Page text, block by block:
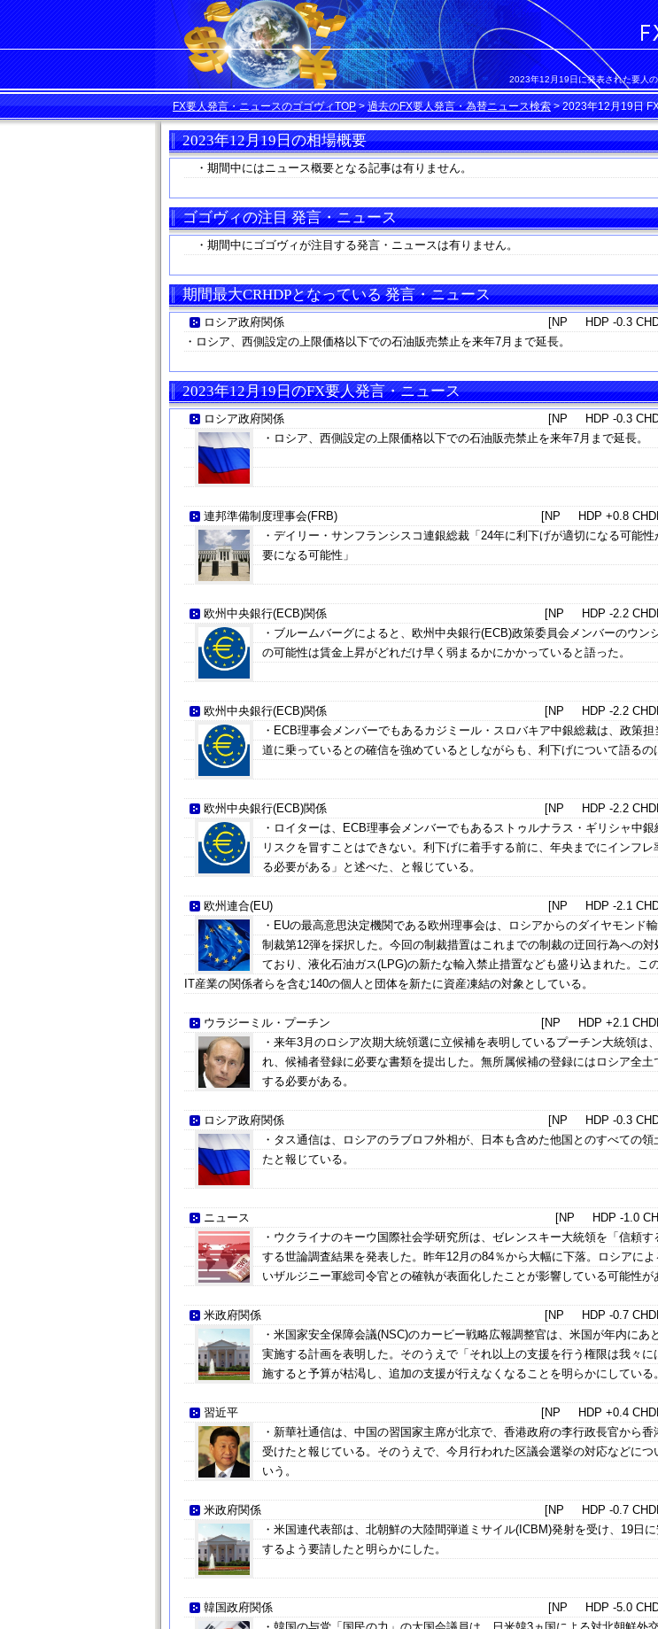
2023年12月19日に発表された要人
FX要人発言・ニュースのゴゴヴィTOP>過去のFX要人発言・為替ニュース検索>2023年12月19日
2023年12月19日の相場概要
・期間中にはニュース概要となる記事は有りません。
ゴゴヴィの注目 発言・ニュース
・期間中にゴゴヴィが注目する発言・ニュースは有りません。
期間最大CRHDPとなっている 発言・ニュース
ロシア政府関係
[NP HDP -0.3
・ロシア、西側設定の上限価格以下での石油販売禁止を来年7月まで延長。
2023年12月19日のFX要人発言・ニュース
ロシア政府関係
[NP HDP -0.3
・ロシア、西側設定の上限価格以下での石油販売禁止を来年7月まで延長。
連邦準備制度理事会(FRB)
[NP HDP +0.8
・デイリー・サンフランシスコ連銀総裁「24年に利下げが適切になる可能
要になる可能性」
欧州中央銀行(ECB)関係
[NP HDP -2.2
・ブルームバーグによると、欧州中央銀行(ECB)政策委員会メンバーのウン
の可能性は賃金上昇がどれだけ早く弱まるかにかかっていると語った。
欧州中央銀行(ECB)関係
[NP HDP -2.2
・ECB理事会メンバーでもあるカジミール・スロバキア中銀総裁は、政策
道に乗っているとの確信を強めているとしながらも、利下げについて語るの
欧州中央銀行(ECB)関係
[NP HDP -2.2
・ロイターは、ECB理事会メンバーでもあるストゥルナラス・ギリシャ中
リスクを冒すことはできない。利下げに着手する前に、年央までにインフ
る必要がある」と述べた、と報じている。
欧州連合(EU)
[NP HDP -2.1
・EUの最高意思決定機関である欧州理事会は、ロシアからのダイヤモンド
制裁第12弾を採択した。今回の制裁措置はこれまでの制裁の迂回行為への
ており、液化石油ガス(LPG)の新たな輸入禁止措置なども盛り込まれた。こ
IT産業の関係者らを含む140の個人と団体を新たに資産凍結の対象としている。
ウラジーミル・プーチン
[NP HDP +2.1
・来年3月のロシア次期大統領選に立候補を表明しているプーチン大統領は
れ、候補者登録に必要な書類を提出した。無所属候補の登録にはロシア全
する必要がある。
ロシア政府関係
[NP HDP -0.3
・タス通信は、ロシアのラブロフ外相が、日本も含めた他国とのすべての
たと報じている。
ニュース
[NP HDP -1.0
・ウクライナのキーウ国際社会学研究所は、ゼレンスキー大統領を「信頼
する世論調査結果を発表した。昨年12月の84％から大幅に下落。ロシアに
いザルジニー軍総司令官との確執が表面化したことが影響している可能性が
米政府関係
[NP HDP -0.7
・米国家安全保障会議(NSC)のカービー戦略広報調整官は、米国が年内にあ
実施する計画を表明した。そのうえで「それ以上の支援を行う権限は我々
施すると予算が枯渇し、追加の支援が行えなくなることを明らかにしている。
習近平
[NP HDP +0.4
・新華社通信は、中国の習国家主席が北京で、香港政府の李行政長官から
受けたと報じている。そのうえで、今月行われた区議会選挙の対応などにつ
いう。
米政府関係
[NP HDP -0.7
・米国連代表部は、北朝鮮の大陸間弾道ミサイル(ICBM)発射を受け、19日
するよう要請したと明らかにした。
韓国政府関係
[NP HDP -5.0